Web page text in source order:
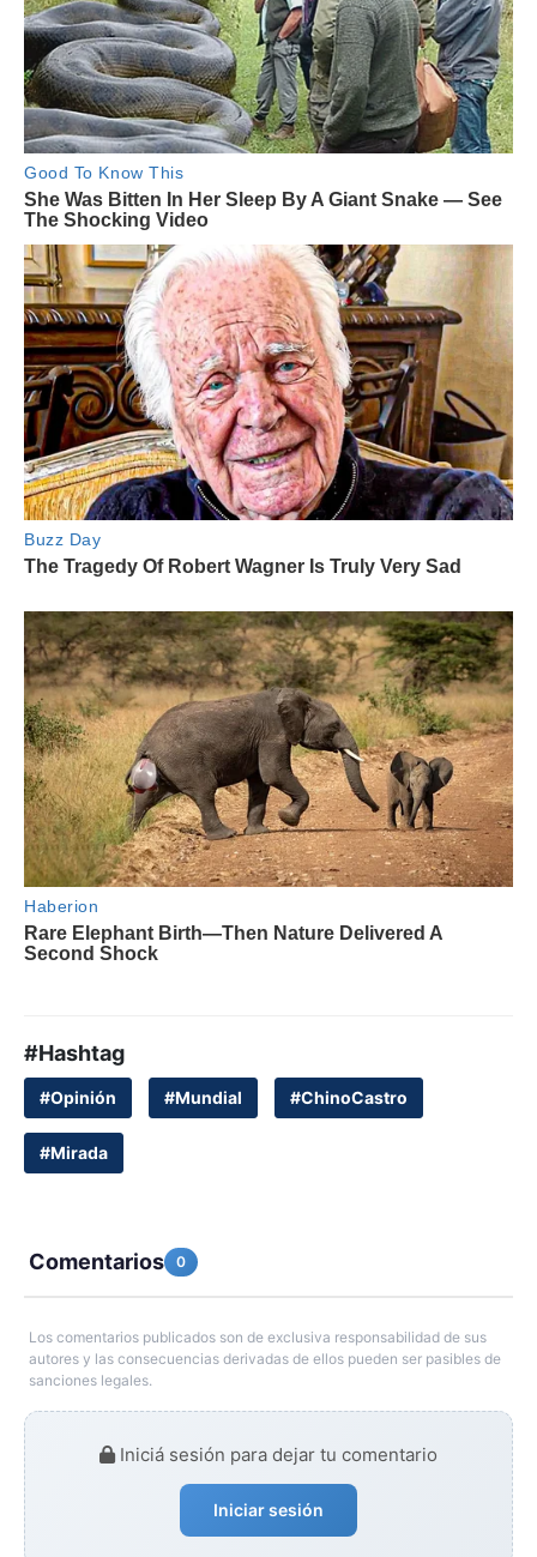
#Hashtag
#Opinión #Mundial #ChinoCastro
#Mirada
Comentarios 0
Los comentarios publicados son de exclusiva responsabilidad de sus
autores y las consecuencias derivadas de ellos pueden ser pasibles de
sanciones legales.
Iniciá sesión para dejar tu comentario
Iniciar sesión